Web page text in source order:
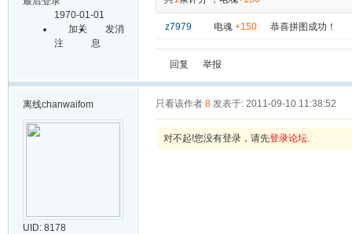
1970-01-01
加关
注
发消
息
z7979 电魂 +150 恭喜拼图成功！
回复 举报
离线chanwaifom
UID: 8178
只看该作者 8 发表于: 2011-09-10 11:38:52
对不起!您没有登录，请先登录论坛.